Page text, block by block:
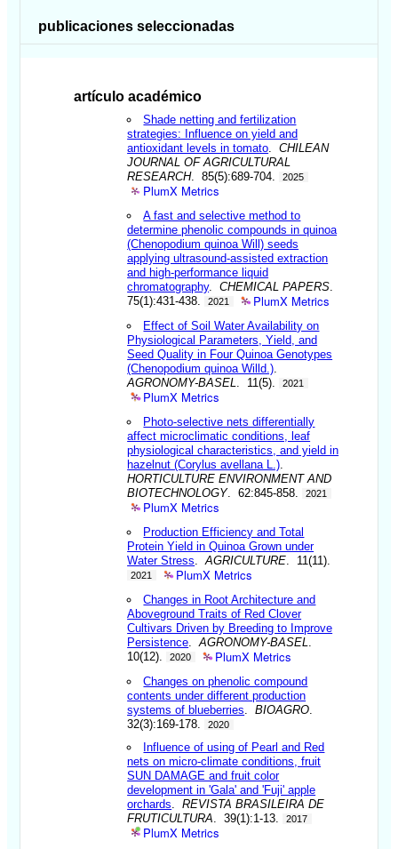
publicaciones seleccionadas
artículo académico
Shade netting and fertilization
strategies: Influence on yield and
antioxidant levels in tomato .CHILEAN
JOURNAL OF AGRICULTURAL
RESEARCH. 85(5):689-704. 2025
PlumX Metrics
A fast and selective method to
determine phenolic compounds in quinoa
(Chenopodium quinoa Will) seeds
applying ultrasound-assisted extraction
and high-performance liquid
chromatography.CHEMICAL PAPERS
75(1):431-438.
2021 PlumX Metrics
Effect of Soil Water Availability on
Physiological Parameters, Yield, and
Seed Quality in Four Quinoa Genotypes
(Chenopodium quinoa Willd.)
AGRONOMY-BASEL
. 11(5). 2021
PlumX Metrics
Photo-selective nets differentially
affect microclimatic conditions, leaf
physiological characteristics, and yield in
hazelnut (Corylus avellana L.)
HORTICULTURE ENVIRONMENT AND
BIOTECHNOLOGY. 62:845-858. 2021
PlumX Metrics
Production Efficiency and Total
Protein Yield in Quinoa Grown under
Water Stress .AGRICULTURE . 11(11).
2021 PlumX Metrics
Changes in Root Architecture and
Aboveground Traits of Red Clover
Cultivars Driven by Breeding to Improve
Persistence .AGRONOMY-BASEL
10(12).
2020 PlumX Metrics
Changes on phenolic compound
contents under different production
systems of blueberries .BIOAGRO
32(3):169-178.
2020
Influence of using of Pearl and Red
nets on micro-climate conditions, fruit
SUN DAMAGE and fruit color
development in 'Gala' and 'Fuji' apple
orchards .REVISTA BRASILEIRA DE
FRUTICULTURA . 39(1):1-13. 2017
PlumX Metrics